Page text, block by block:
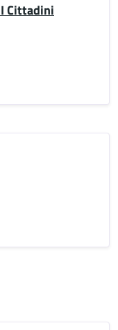
Cittadini